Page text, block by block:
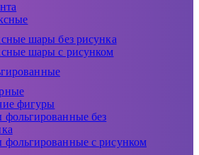
шары без рисунка
шары с рисунком
фигуры
без
с рисунком